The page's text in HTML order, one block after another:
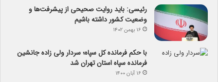
رئیسی: باید روایت صحیحی از پیشرفت‌ها و
وضعیت کشور داشته باشیم
۱۶ بهمن ۱۴۰۲
با حکم فرمانده کل سپاه؛ سردار ولی زاده جانشین
فرمانده سپاه استان تهران شد
۱۶ آبان ۱۴۰۰